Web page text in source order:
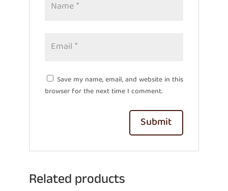
Save my name, email, and website in this
browser for the next time I comment.
Related products